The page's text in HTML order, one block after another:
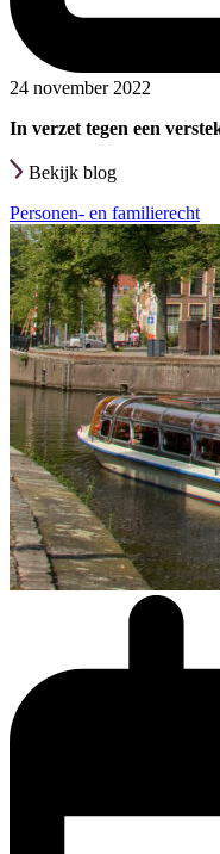
24 november 2022
In verzet tegen een
Bekijk blog
Personen- en familierecht